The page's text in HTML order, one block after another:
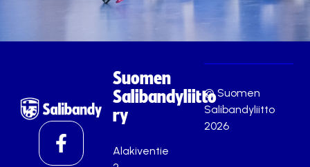
Suomen
Salibandyliitto
ry
Alakiventie
© Suomen
Salibandyliitto
2026